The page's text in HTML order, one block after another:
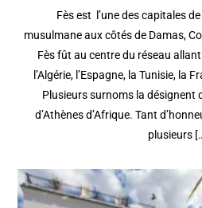
Fès est l’une des capitales
musulmane aux côtés de Damas,
Fès fût au centre du réseau
l’Algérie, l’Espagne, la Tunisie, la
Plusieurs surnoms la désignent
d’Athènes d’Afrique. Tant
plusieurs